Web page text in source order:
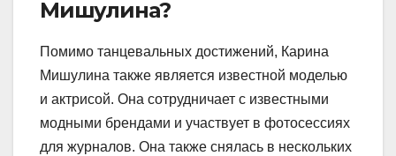
Мишулина?
Помимо танцевальных достижений, Карина
Мишулина также является известной моделью
и актрисой. Она сотрудничает с известными
модными брендами и участвует в фотосессиях
для журналов. Она также снялась в нескольких